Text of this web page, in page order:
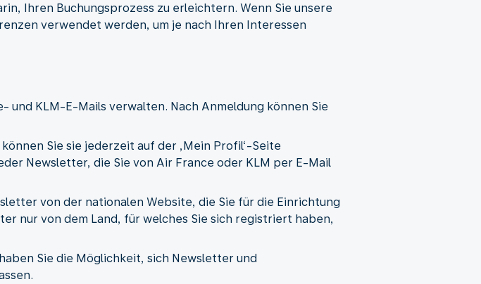
Ihren Buchungsprozess zu erleichtern. Wenn Sie unsere
verwendet werden, um je nach Ihren Interessen
KLM-E-Mails verwalten. Nach Anmeldung können Sie
Sie sie jederzeit auf der ‚Mein Profil‘-Seite
Newsletter, die Sie von Air France oder KLM per E-Mail
von der nationalen Website, die Sie für die Einrichtung
nur von dem Land, für welches Sie sich registriert haben,
Sie die Möglichkeit, sich Newsletter und